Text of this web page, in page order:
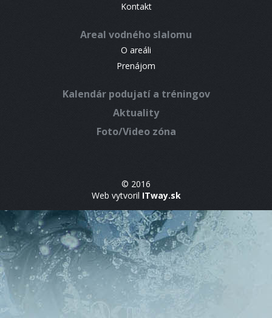
Kontakt
Areal vodného slalomu
O areáli
Prenájom
Kalendár podujatí a tréningov
Aktuality
Foto/Video zóna
© 2016
Web vytvoril ITway.sk